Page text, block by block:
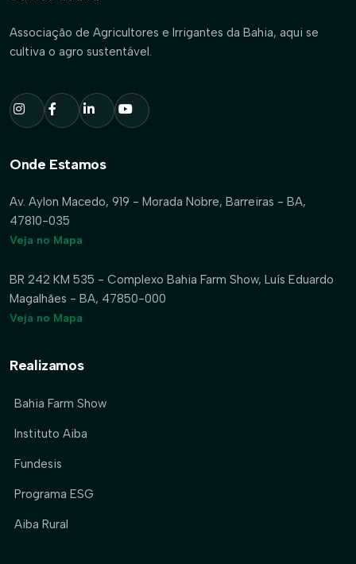
Associação de Agricultores e Irrigantes da Bahia, aqui se
cultiva o agro sustentável.
Onde Estamos
Av. Aylon Macedo, 919 - Morada Nobre, Barreiras - BA,
47810-035
Veja no Mapa
BR 242 KM 535 - Complexo Bahia Farm Show, Luís Eduardo
Magalhães - BA, 47850-000
Veja no Mapa
Realizamos
Bahia Farm Show
Instituto Aiba
Fundesis
Programa ESG
Aiba Rural